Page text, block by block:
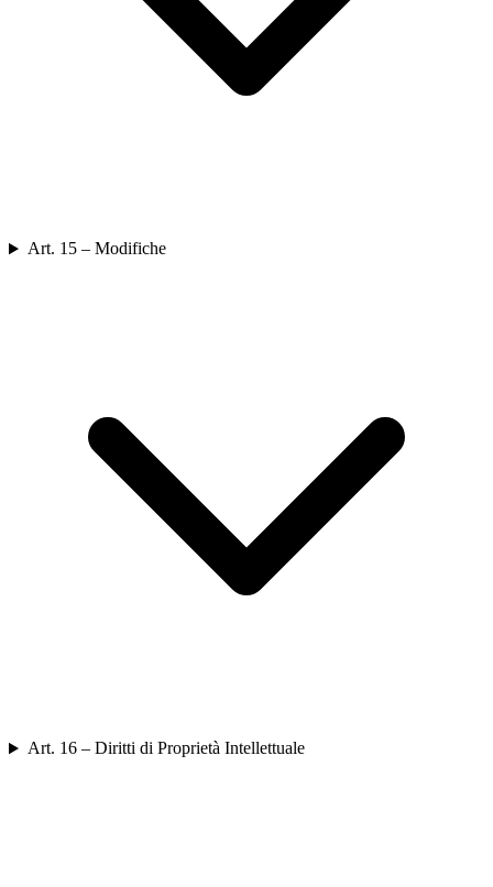
Art. 15 – Modifiche
Art. 16 – Diritti di Proprietà Intellettuale